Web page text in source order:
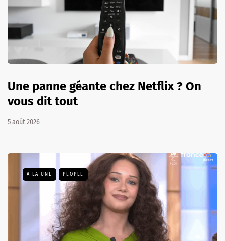
Une panne géante chez Netflix ? On
vous dit tout
5 août 2026
A LA UNE PEOPLE